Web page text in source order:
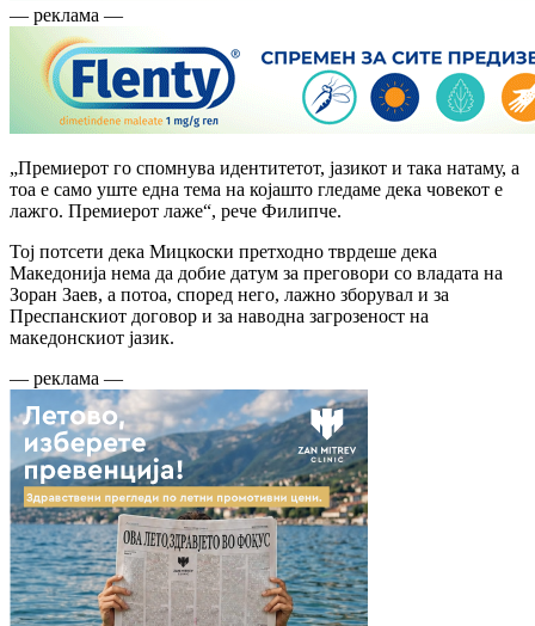
— реклама —
„Премиерот го спомнува идентитетот, јазикот и така натаму, а
тоа е само уште една тема на којашто гледаме дека човекот е
лажго. Премиерот лаже“, рече Филипче.
Тој потсети дека Мицкоски претходно тврдеше дека
Македонија нема да добие датум за преговори со владата на
Зоран Заев, а потоа, според него, лажно зборувал и за
Преспанскиот договор и за наводна загрозеност на
македонскиот јазик.
— реклама —